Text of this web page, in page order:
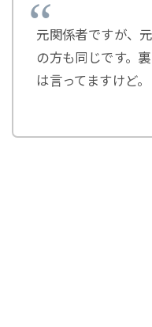
元関係者ですが、
の方も同じです。
は言ってますけど。